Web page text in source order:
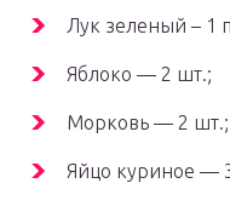
Лук зеленый – 1
Яблоко — 2 шт.;
Морковь — 2 шт.;
Яйцо куриное —